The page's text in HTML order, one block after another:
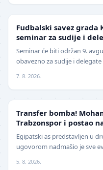
Fudbalski savez grada
seminar za sudije i
Seminar će biti održan 9.
obavezno za sudije i
7. 8. 2026.
Transfer bomba!
Trabzonspor i postao
Egipatski as predstavljen u
ugovorom nadmašio je sve
5. 8. 2026.